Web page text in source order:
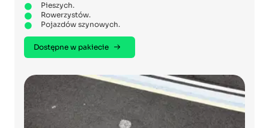
Pieszych.
Rowerzystów.
Pojazdów szynowych.
Dostępne w pakiecie